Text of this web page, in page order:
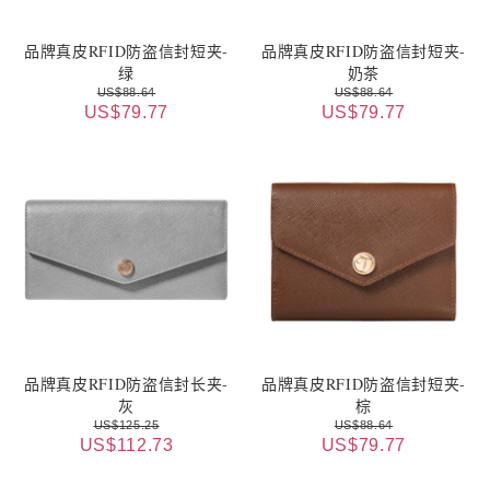
品牌真皮RFID防盗信封短夹-
绿
US$88.64
US$79.77
品牌真皮RFID防盗信封短夹-
奶茶
US$88.64
US$79.77
品牌真皮RFID防盗信封长夹-
灰
US$125.25
US$112.73
品牌真皮RFID防盗信封短夹-
棕
US$88.64
US$79.77